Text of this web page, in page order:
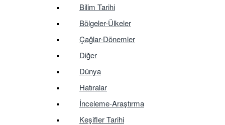
Bilim Tarihi
Bölgeler-Ülkeler
Çağlar-Dönemler
Diğer
Dünya
Hatıralar
İnceleme-Araştırma
Keşifler Tarihi